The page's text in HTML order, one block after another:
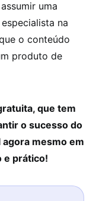
uma
na
o conteúdo
produto de
que tem
o sucesso do
mesmo em
e prático!